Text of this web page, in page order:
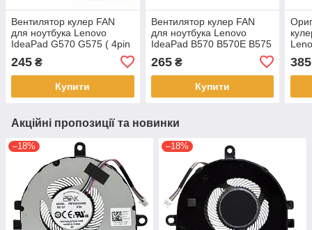
Вентилятор кулер FAN
для ноутбука Lenovo
IdeaPad G570 G575 ( 4pin
MG60120V1-C030-S99 )
245 ₴
Купити
Вентилятор кулер FAN
для ноутбука Lenovo
IdeaPad B570 B570E B575
V570A
265₴
Купити
385
Акційні пропозиції та новинки
–18% –18%